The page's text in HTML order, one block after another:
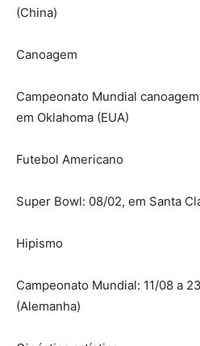
(China)
Canoagem
Campeonato Mundial
em Oklahoma (EUA)
Futebol Americano
Super Bowl: 08/02, em Santa
Hipismo
Campeonato Mundial: 11/08 a
(Alemanha)